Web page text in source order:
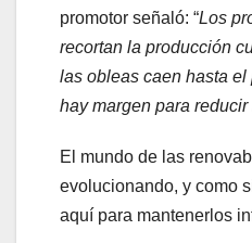
promotor señaló: “Los
recortan la producción
las obleas caen hasta el
hay margen para
El mundo de las
evolucionando, y como
aquí para mantenerlos